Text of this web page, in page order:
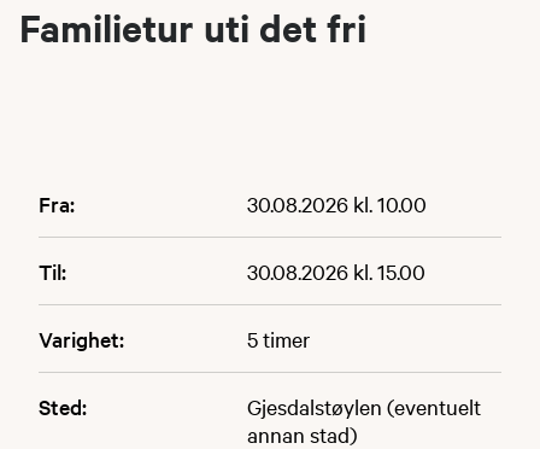
Familietur uti det fri
Fra: 30.08.2026 kl. 10.00
Til: 30.08.2026 kl. 15.00
Varighet: 5 timer
Sted:
Gjesdalstøylen (eventuelt
annan stad)